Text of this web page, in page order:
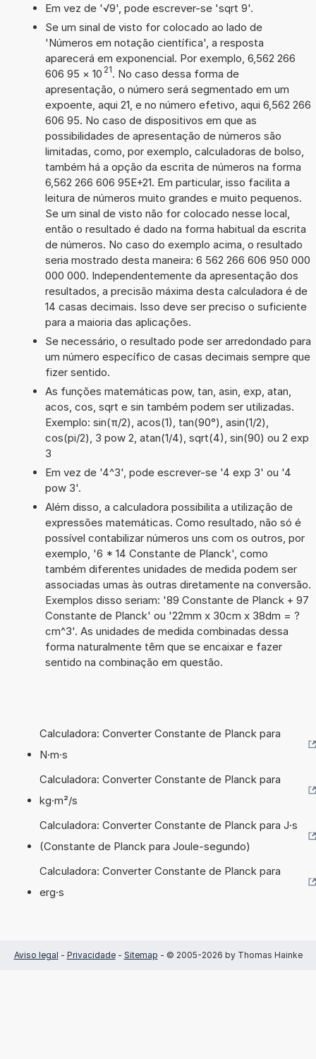
Em vez de '√9', pode escrever-se 'sqrt 9'.
Se um sinal de visto for colocado ao lado de
'Números em notação científica', a resposta
aparecerá em exponencial. Por exemplo, 6,562 266
606 95 × 10 21. No caso dessa forma de
apresentação, o número será segmentado em um
expoente, aqui 21, e no número efetivo, aqui 6,562 266
606 95. No caso de dispositivos em que as
possibilidades de apresentação de números são
limitadas, como, por exemplo, calculadoras de bolso,
também há a opção da escrita de números na forma
6,562 266 606 95E+21. Em particular, isso facilita a
leitura de números muito grandes e muito pequenos.
Se um sinal de visto não for colocado nesse local,
então o resultado é dado na forma habitual da escrita
de números. No caso do exemplo acima, o resultado
seria mostrado desta maneira: 6 562 266 606 950 000
000 000. Independentemente da apresentação dos
resultados, a precisão máxima desta calculadora é de
14 casas decimais. Isso deve ser preciso o suficiente
para a maioria das aplicações.
Se necessário, o resultado pode ser arredondado para
um número específico de casas decimais sempre que
fizer sentido.
As funções matemáticas pow, tan, asin, exp, atan,
acos, cos, sqrt e sin também podem ser utilizadas.
Exemplo: sin(π/2), acos(1), tan(90°), asin(1/2),
cos(pi/2), 3 pow 2, atan(1/4), sqrt(4), sin(90) ou 2 exp
3
Em vez de '4^3', pode escrever-se '4 exp 3' ou '4
pow 3'.
Além disso, a calculadora possibilita a utilização de
expressões matemáticas. Como resultado, não só é
possível contabilizar números uns com os outros, por
exemplo, '6 * 14 Constante de Planck', como
também diferentes unidades de medida podem ser
associadas umas às outras diretamente na conversão.
Exemplos disso seriam: '89 Constante de Planck + 97
Constante de Planck' ou '22mm x 30cm x 38dm = ?
cm^3'. As unidades de medida combinadas dessa
forma naturalmente têm que se encaixar e fazer
sentido na combinação em questão.
Calculadora: Converter Constante de Planck para
N·m·s
Calculadora: Converter Constante de Planck para
kg·m²/s
Calculadora: Converter Constante de Planck para J·s
(Constante de Planck para Joule-segundo)
Calculadora: Converter Constante de Planck para
erg·s
Aviso legal - Privacidade- Sitemap - © 2005-2026 by Thomas Hainke